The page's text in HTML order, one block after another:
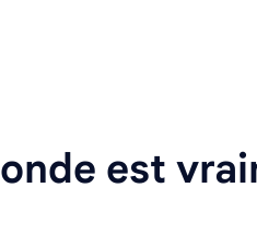
est